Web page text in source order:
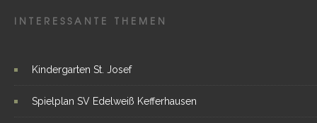
INTERESSANTE THEMEN
Kindergarten St. Josef
Spielplan SV Edelweiß Kefferhausen